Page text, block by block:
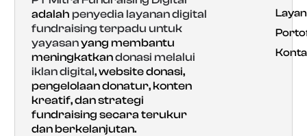
adalahpenyedia layanan digital
fundraising terpadu untuk
yayasanyang membantu
meningkatkandonasi melalui
iklan digital, website donasi,
pengelolaan donatur, konten
kreatif, dan strategi
fundraising secara terukur
dan berkelanjutan.